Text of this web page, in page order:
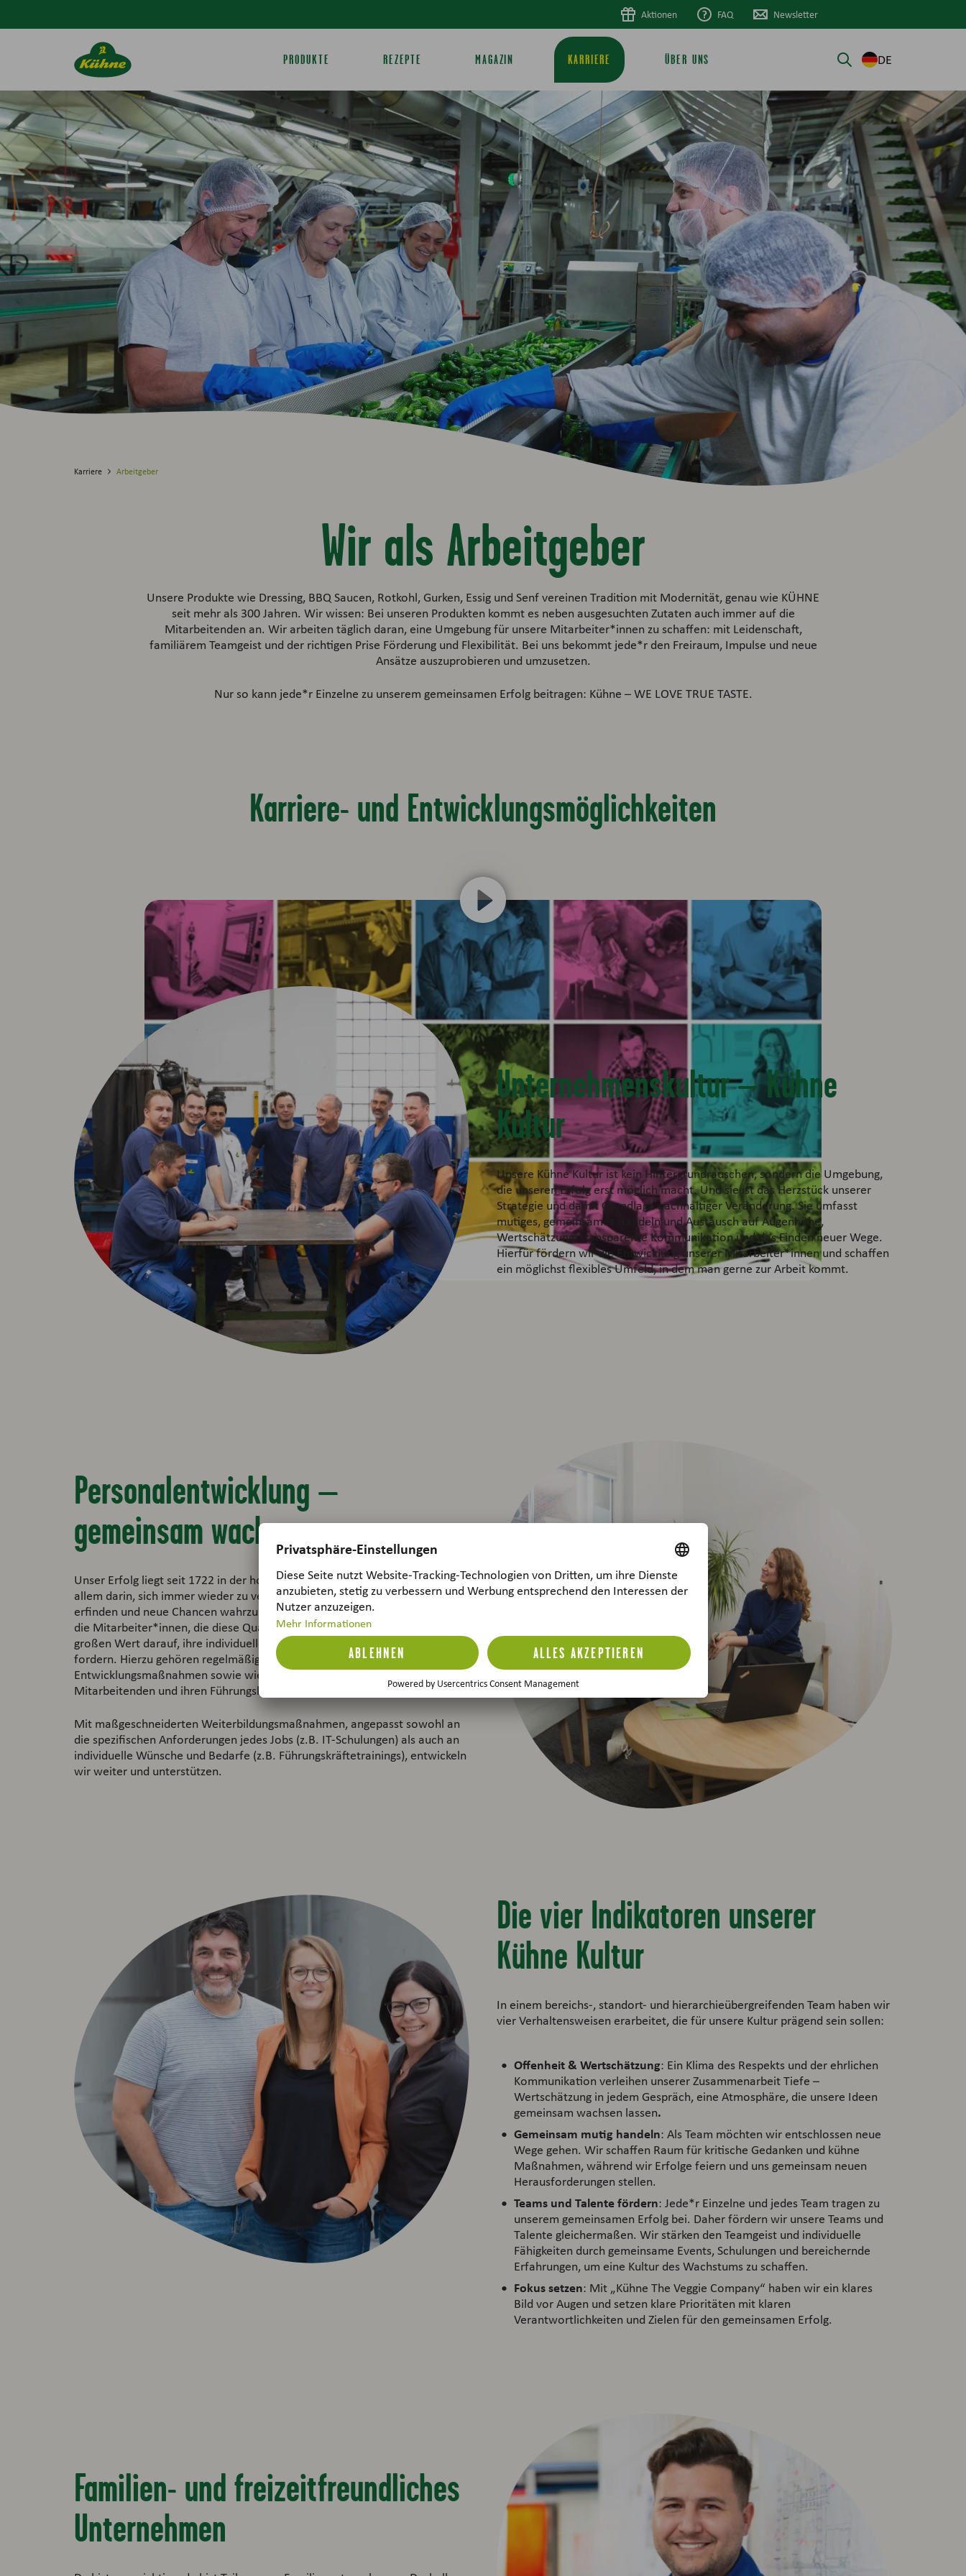
Springe zum Hauptinhalt
PRODUKTE REZEPTE MAGAZIN KARRIERE ÜBER UNS DE
Aktionen FAQ Newsletter
Karriere Arbeitgeber
Wir als Arbeitgeber
Unsere Produkte wie Dressing, BBQ Saucen, Rotkohl, Gurken, Essig und Senf vereinen Tradition mit Modernität, genau wie KÜHNE
seit mehr als 300 Jahren. Wir wissen: Bei unseren Produkten kommt es neben ausgesuchten Zutaten auch immer auf die
Mitarbeitenden an. Wir arbeiten täglich daran, eine Umgebung für unsere Mitarbeiter*innen zu schaffen: mit Leidenschaft,
familiärem Teamgeist und der richtigen Prise Förderung und Flexibilität. Bei uns bekommt jede*r den Freiraum, Impulse und neue
Ansätze auszuprobieren und umzusetzen.
Nur so kann jede*r Einzelne zu unserem gemeinsamen Erfolg beitragen: Kühne – WE LOVE TRUE TASTE.
Karriere- und Entwicklungsmöglichkeiten
Wir benötigen deine Zustimmung, um den
YouTube Video-Service zu laden
Wir verwenden den Service eines Drittanbieters
außerhalb der EU ohne DSGVO-konformes
Datenschutzniveau, um Inhalte einzubetten. Bitte ließ dir
dazu die Details durch und stimme der Nutzung des
Services zu, um diese Inhalte anzuzeigen.
MEHR INFORMATIONEN
AKZEPTIEREN
powered byUsercentrics Consent Management Platform
Unternehmenskultur – Kühne
Kultur
Unsere Kühne Kultur ist kein Hintergrundrauschen, sondern die Umgebung,
die unseren Erfolg erst möglich macht. Und sie ist das Herzstück unserer
Strategie und damit Grundlage nachhaltiger Veränderung. Sie umfasst
mutiges, gemeinsames Handeln und Austausch auf Augenhöhe,
Wertschätzung, transparente Kommunikation und das Finden neuer Wege.
Hierfür fördern wir die Entwicklung unserer Mitarbeiter*innen und schaffen
ein möglichst flexibles Umfeld, in dem man gerne zur Arbeit kommt.
Personalentwicklung –
gemeinsam wachsen
Unser Erfolg liegt seit 1722 in der hohen Qualität unserer Zutaten, aber vor
allem darin, sich immer wieder zu verändern, neues zu entdecken, zu
erfinden und neue Chancen wahrzunehmen. Für unser Unternehmen sind es
die Mitarbeiter*innen, die diese Qualität ausmachen. Deshalb legen wir
großen Wert darauf, ihre individuellen Fähigkeiten zu fördern und zu
fordern. Hierzu gehören regelmäßige Personalentwicklungsgespräche und
Entwicklungsmaßnahmen sowie wie die Förderung des Dialogs zwischen
Mitarbeitenden und ihren Führungskräften.
Mit maßgeschneiderten Weiterbildungsmaßnahmen, angepasst sowohl an
die spezifischen Anforderungen jedes Jobs (z.B. IT-Schulungen) als auch an
individuelle Wünsche und Bedarfe (z.B. Führungskräftetrainings), entwickeln
wir weiter und unterstützen.
Die vier Indikatoren unserer
Kühne Kultur
In einem bereichs-, standort- und hierarchieübergreifenden Team haben wir
vier Verhaltensweisen erarbeitet, die für unsere Kultur prägend sein sollen:
Offenheit & Wertschätzung: Ein Klima des Respekts und der ehrlichen
Kommunikation verleihen unserer Zusammenarbeit Tiefe –
Wertschätzung in jedem Gespräch, eine Atmosphäre, die unsere Ideen
gemeinsam wachsen lassen.
Gemeinsam mutig handeln: Als Team möchten wir entschlossen neue
Wege gehen. Wir schaffen Raum für kritische Gedanken und kühne
Maßnahmen, während wir Erfolge feiern und uns gemeinsam neuen
Herausforderungen stellen.
Teams und Talente fördern: Jede*r Einzelne und jedes Team tragen zu
unserem gemeinsamen Erfolg bei. Daher fördern wir unsere Teams und
Talente gleichermaßen. Wir stärken den Teamgeist und individuelle
Fähigkeiten durch gemeinsame Events, Schulungen und bereichernde
Erfahrungen, um eine Kultur des Wachstums zu schaffen.
Fokus setzen: Mit „Kühne The Veggie Company“ haben wir ein klares
Bild vor Augen und setzen klare Prioritäten mit klaren
Verantwortlichkeiten und Zielen für den gemeinsamen Erfolg.
Familien- und freizeitfreundliches
Unternehmen